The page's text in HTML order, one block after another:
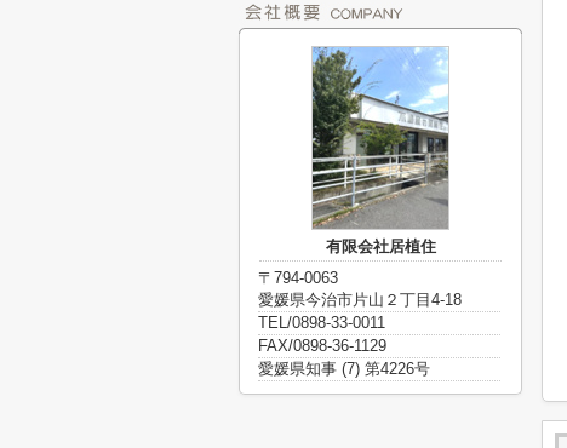
有限会社居植住
〒794-0063
愛媛県今治市片山２丁目4-18
TEL/0898-33-0011
FAX/0898-36-1129
愛媛県知事 (7) 第4226号